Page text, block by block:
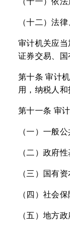
（十二）法
审计机关应
证券交易、国
第十条 审计
用，纳税人
第十一条 审
（一）一般
（二）政府
（三）国有
（四）社会
（五）地方